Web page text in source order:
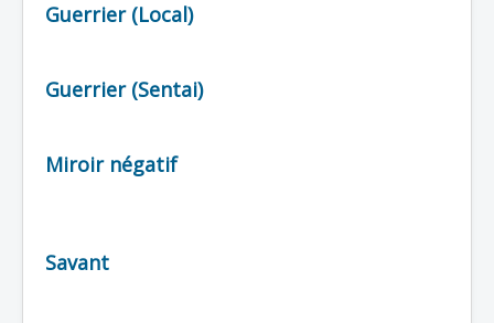
Guerrier (Local)
Guerrier (Sentai)
Miroir négatif
Savant